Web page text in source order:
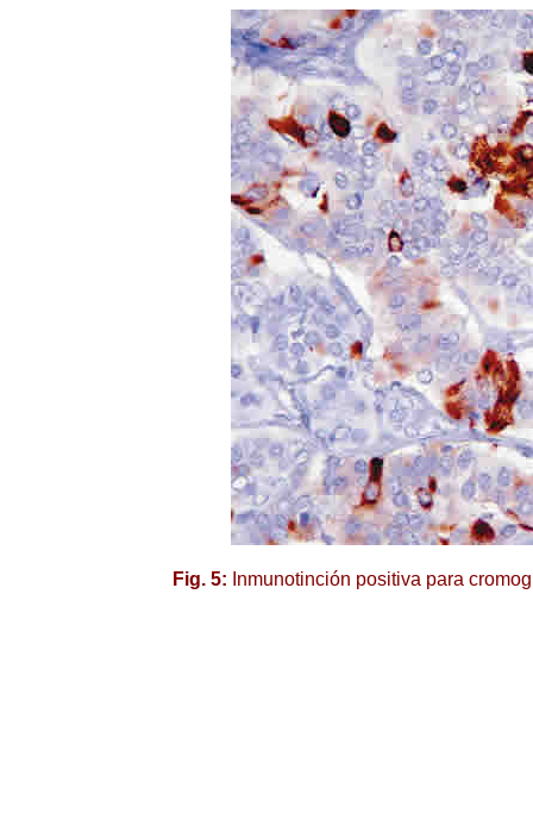
Fig. 5: Inmunotinción positiva para